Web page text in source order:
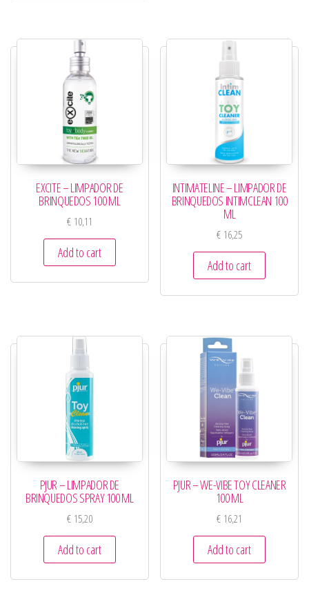
EXCITE – LIMPADOR DE
BRINQUEDOS 100 ML
€10,11
Add to cart
INTIMATELINE – LIMPADOR DE
BRINQUEDOS INTIMCLEAN 100
ML
€ 16,25
Add to cart
PJUR – LIMPADOR DE
BRINQUEDOS SPRAY 100 ML
€15,20
Add to cart
PJUR – WE-VIBE TOY CLEANER
100 ML
€ 16,21
Add to cart